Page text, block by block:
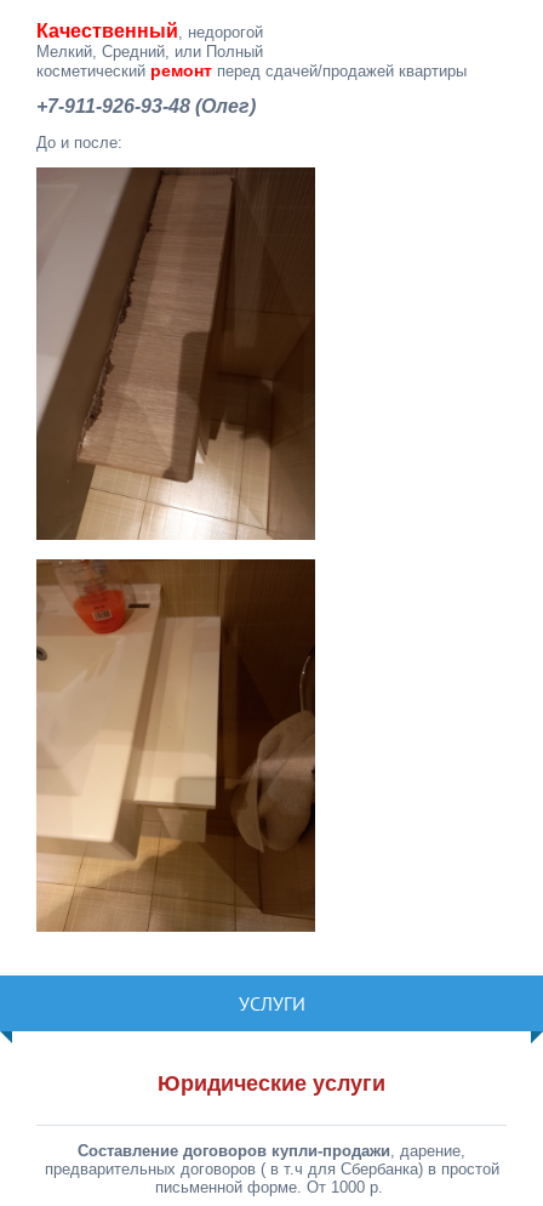
Качественный , недорогой
Мелкий, Средний, или Полный
косметический ремонт перед сдачей/продажей квартиры
+7-911-926-93-48 (Олег)
До и после:
УСЛУГИ
Юридические услуги
Составление договоров купли-продажи , дарение,
предварительных договоров ( в т.ч для Сбербанка) в простой
письменной форме. От 1000 р.